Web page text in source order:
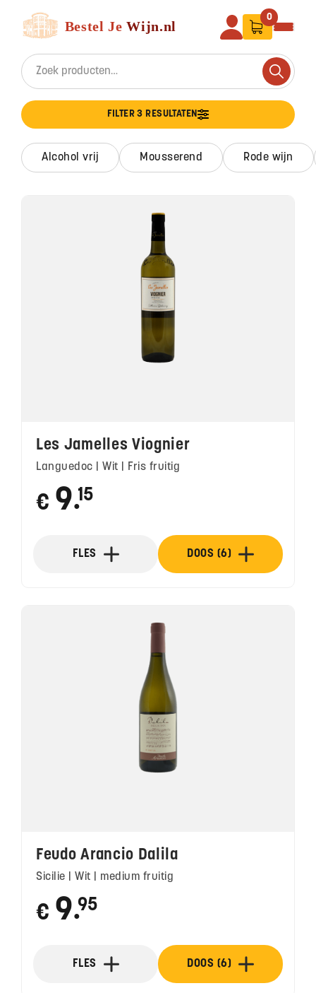
Search for:
Search
0
FILTER 3 RESULTATEN
alcohol vrij mousserend rode wijn
Les Jamelles Viognier
Languedoc | Wit | Fris fruitig
€ 9●
15
FLES DOOS (6)
Feudo Arancio Dalila
Sicilie | Wit | medium fruitig
€ 9●
95
FLES DOOS (6)